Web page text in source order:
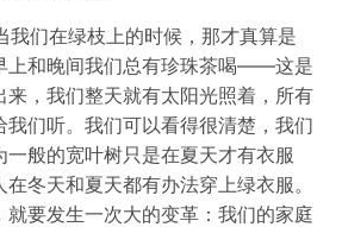
我们在绿枝上的时候，那才真算是
上和晚间我们总有珍珠茶喝——这是
来，我们整天就有太阳光照着，所有
我们听。我们可以看得很清楚，我们
一般的宽叶树只是在夏天才有衣服
冬天和夏天都有办法穿上绿衣服。
就要发生一次大的变革：我们的家庭